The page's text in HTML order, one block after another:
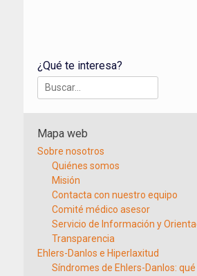
¿Qué te interesa?
Buscar:
Mapa web
Sobre nosotros
Quiénes somos
Misión
Contacta con nuestro equipo
Comité médico asesor
Servicio de Información y
Transparencia
Ehlers-Danlos e Hiperlaxitud
Síndromes de Ehlers-Danlos: